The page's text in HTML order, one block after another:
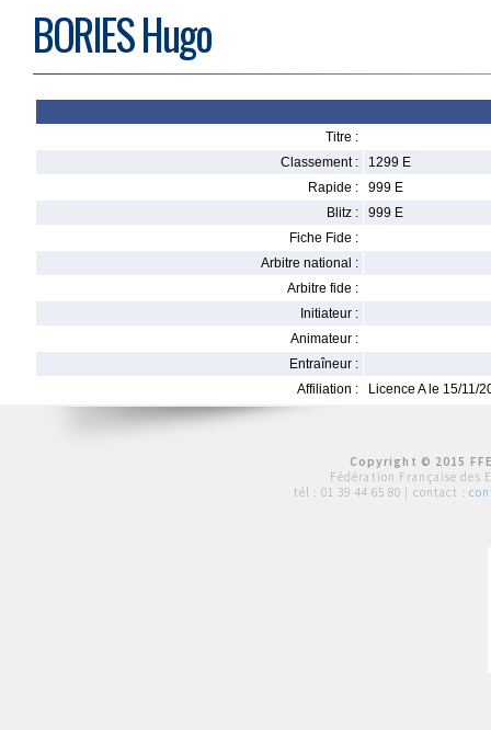
BORIES Hugo
Titre :
Classement :
1299 E
Rapide :
999 E
Blitz :
999 E
Fiche Fide :
Arbitre national :
Arbitre fide :
Initiateur :
Animateur :
Entraîneur :
Affiliation :
Licence A le 15/11/
Copyright © 2015
Fédération Française des
tél : 01 39 44 65 80 | contact :